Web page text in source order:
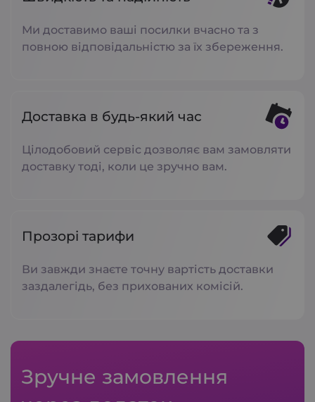
Ми доставимо ваші посилки вчасно та з
повною відповідальністю за їх збереження.
Доставка в будь-який час
Цілодобовий сервіс дозволяє вам замовляти
доставку тоді, коли це зручно вам.
Прозорі тарифи
Ви завжди знаєте точну вартість доставки
заздалегідь, без прихованих комісій.
Зручне замовлення